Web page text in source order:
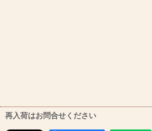
再入荷はお問合せください